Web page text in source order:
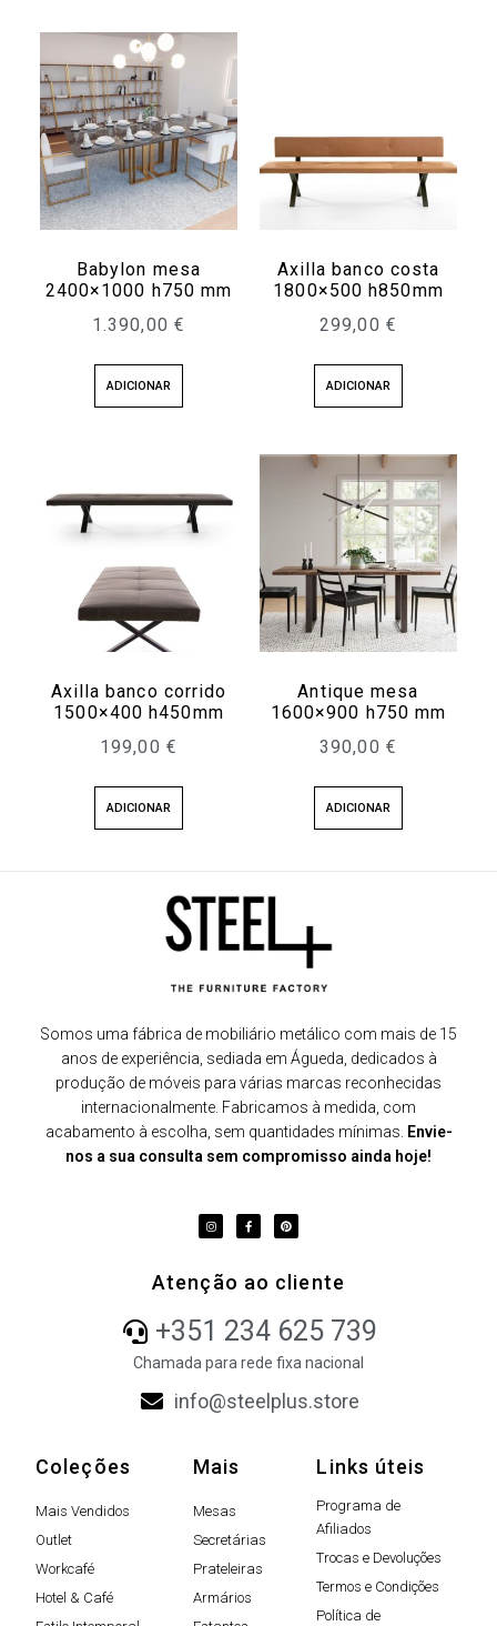
Babylon mesa
2400×1000 h750 mm
1.390,00 €
ADICIONAR
Axilla banco costa
1800×500 h850mm
299,00 €
ADICIONAR
Axilla banco corrido
1500×400 h450mm
199,00 €
ADICIONAR
Antique mesa
1600×900 h750 mm
390,00 €
ADICIONAR
Somos uma fábrica de mobiliário metálico com mais de 15
anos de experiência, sediada em Águeda, dedicados à
produção de móveis para várias marcas reconhecidas
internacionalmente. Fabricamos à medida, com
acabamento à escolha, sem quantidades mínimas. Envie-
nos a sua consulta sem compromisso ainda hoje!
Atenção ao cliente
+351 234 625 739
Chamada para rede fixa nacional
info@steelplus.store
Coleções
Mais Vendidos
Outlet
Workcafé
Hotel & Café
Mais
Mesas
Secretárias
Prateleiras
Armários
Links úteis
Programa de
Afiliados
Trocas e Devoluções
Termos e Condições
Política de